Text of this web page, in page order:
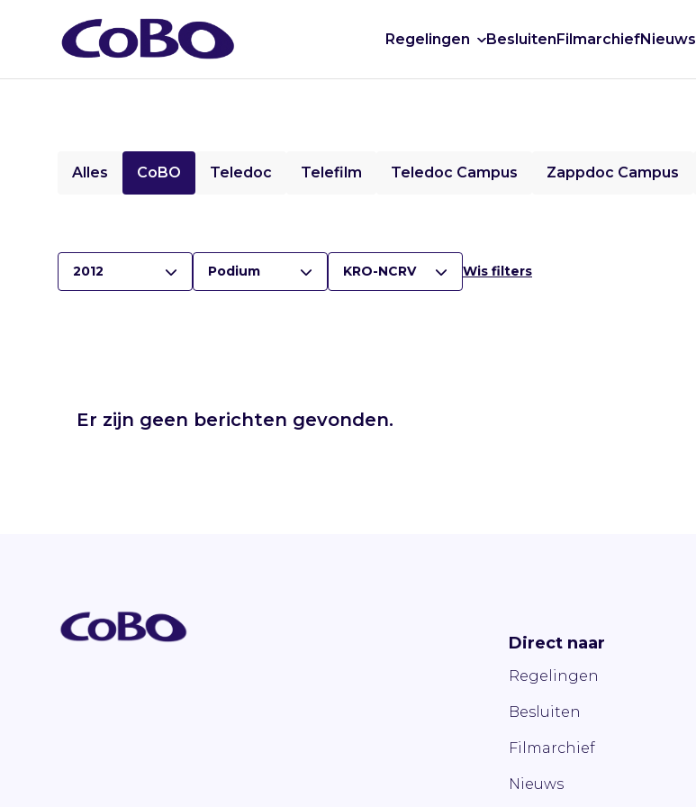
Regelingen BesluitenFilmarchiefNieuws
Alles CoBO Teledoc Telefilm Teledoc Campus Zappdoc Campus
2012 Podium KRO-NCRV Wis filters
Er zijn geen berichten gevonden.
Direct naar
Regelingen
Besluiten
Filmarchief
Nieuws